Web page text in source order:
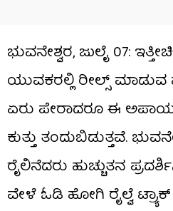
ಭುವನೇಶ್ವರ, ಜುಲೈ 07:
ಯುವಕರಲ್ಲಿ ರೀಲ್ಸ್​ ಮಾಡುವ
ಏರು ಪೇರಾದರೂ ಈ
ಕುತ್ತು ತಂದುಬಿಡುತ್ತವೆ.
ರೈಲಿನೆದರು ಹುಚ್ಚುತನ
ವೇಳೆ ಓಡಿ ಹೋಗಿ ರೈಲ್ವೆ